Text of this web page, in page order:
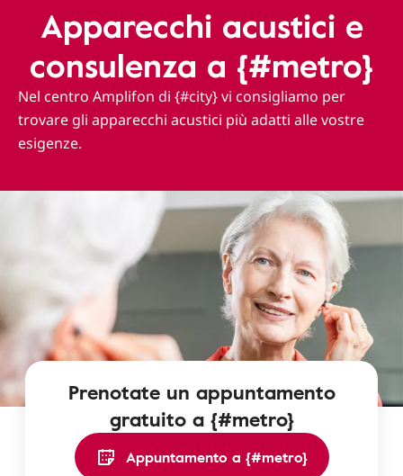
Apparecchi acustici e
consulenza a {#metro}
Nel centro Amplifon di {#city} vi consigliamo per
trovare gli apparecchi acustici più adatti alle vostre
esigenze.
Prenotate un appuntamento
gratuito a {#metro}
Appuntamento a {#metro}